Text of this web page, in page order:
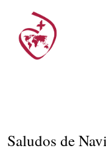
Saludos de